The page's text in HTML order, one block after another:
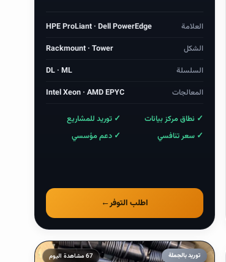
العلامة
HPE ProLiant · Dell PowerEdge
الشكل
Rackmount · Tower
السلسلة
DL · ML
المعالجات
Intel Xeon · AMD EPYC
✓ نطاق مركز بيانات
✓ توريد للمشاريع
✓ سعر تنافسي
✓ دعم مؤسسي
اطلب التوفر←
توريد بالجملة 67 مشاهدة اليوم